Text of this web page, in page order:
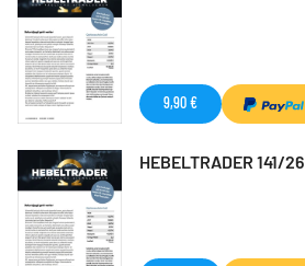
9,90 €
HEBELTRADER 141/26